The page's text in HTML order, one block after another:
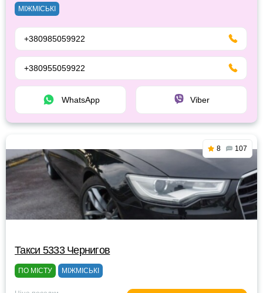
МІЖМІСЬКІ
+380985059922
+380955059922
WhatsApp Viber
8 107
Такси 5333 Чернигов
ПО МІСТУ МІЖМІСЬКІ